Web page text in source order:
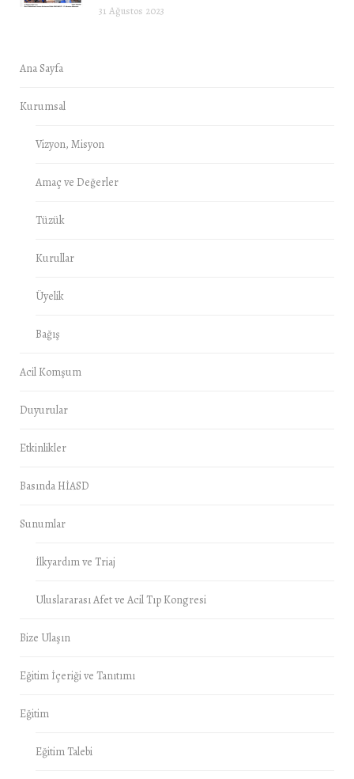
31 Ağustos 2023
Ana Sayfa
Kurumsal
Vizyon, Misyon
Amaç ve Değerler
Tüzük
Kurullar
Üyelik
Bağış
Acil Komşum
Duyurular
Etkinlikler
Basında HİASD
Sunumlar
İlkyardım ve Triaj
Uluslararası Afet ve Acil Tıp Kongresi
Bize Ulaşın
Eğitim İçeriği ve Tanıtımı
Eğitim
Eğitim Talebi